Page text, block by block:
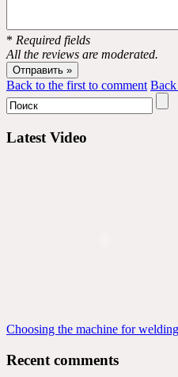
* Required fields
All the reviews are moderated.
Back to the first to comment
Latest Video
Choosing the machine for welding
Recent comments